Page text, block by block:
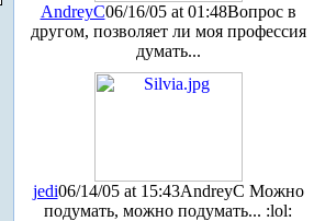
AndreyC06/16/05 at 01:48Вопрос в
другом, позволяет ли моя профессия
думать...
jedi06/14/05 at 15:43AndreyC Можно
подумать, можно подумать... :lol: